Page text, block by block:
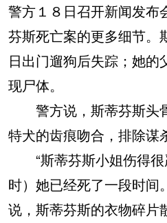
警方１８日召开新闻发布
芬斯死亡案的更多细节。
日出门遛狗后失踪；她
现尸体。
警方说，斯蒂芬斯头
特犬的齿痕吻合，排除谋
“斯蒂芬斯小姐伤得很
时）她已经死了一段时间
说，斯蒂芬斯的衣物碎片